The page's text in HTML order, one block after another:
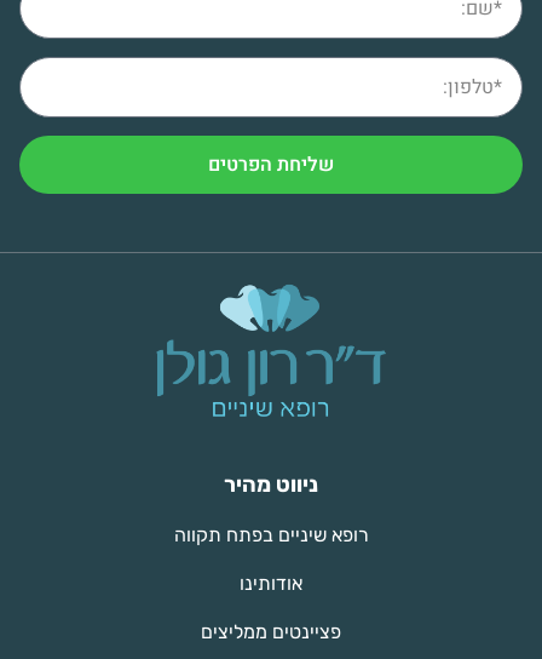
שליחת הפרטים
ניווט מהיר
רופא שיניים בפתח תקווה
אודותינו
פציינטים ממליצים